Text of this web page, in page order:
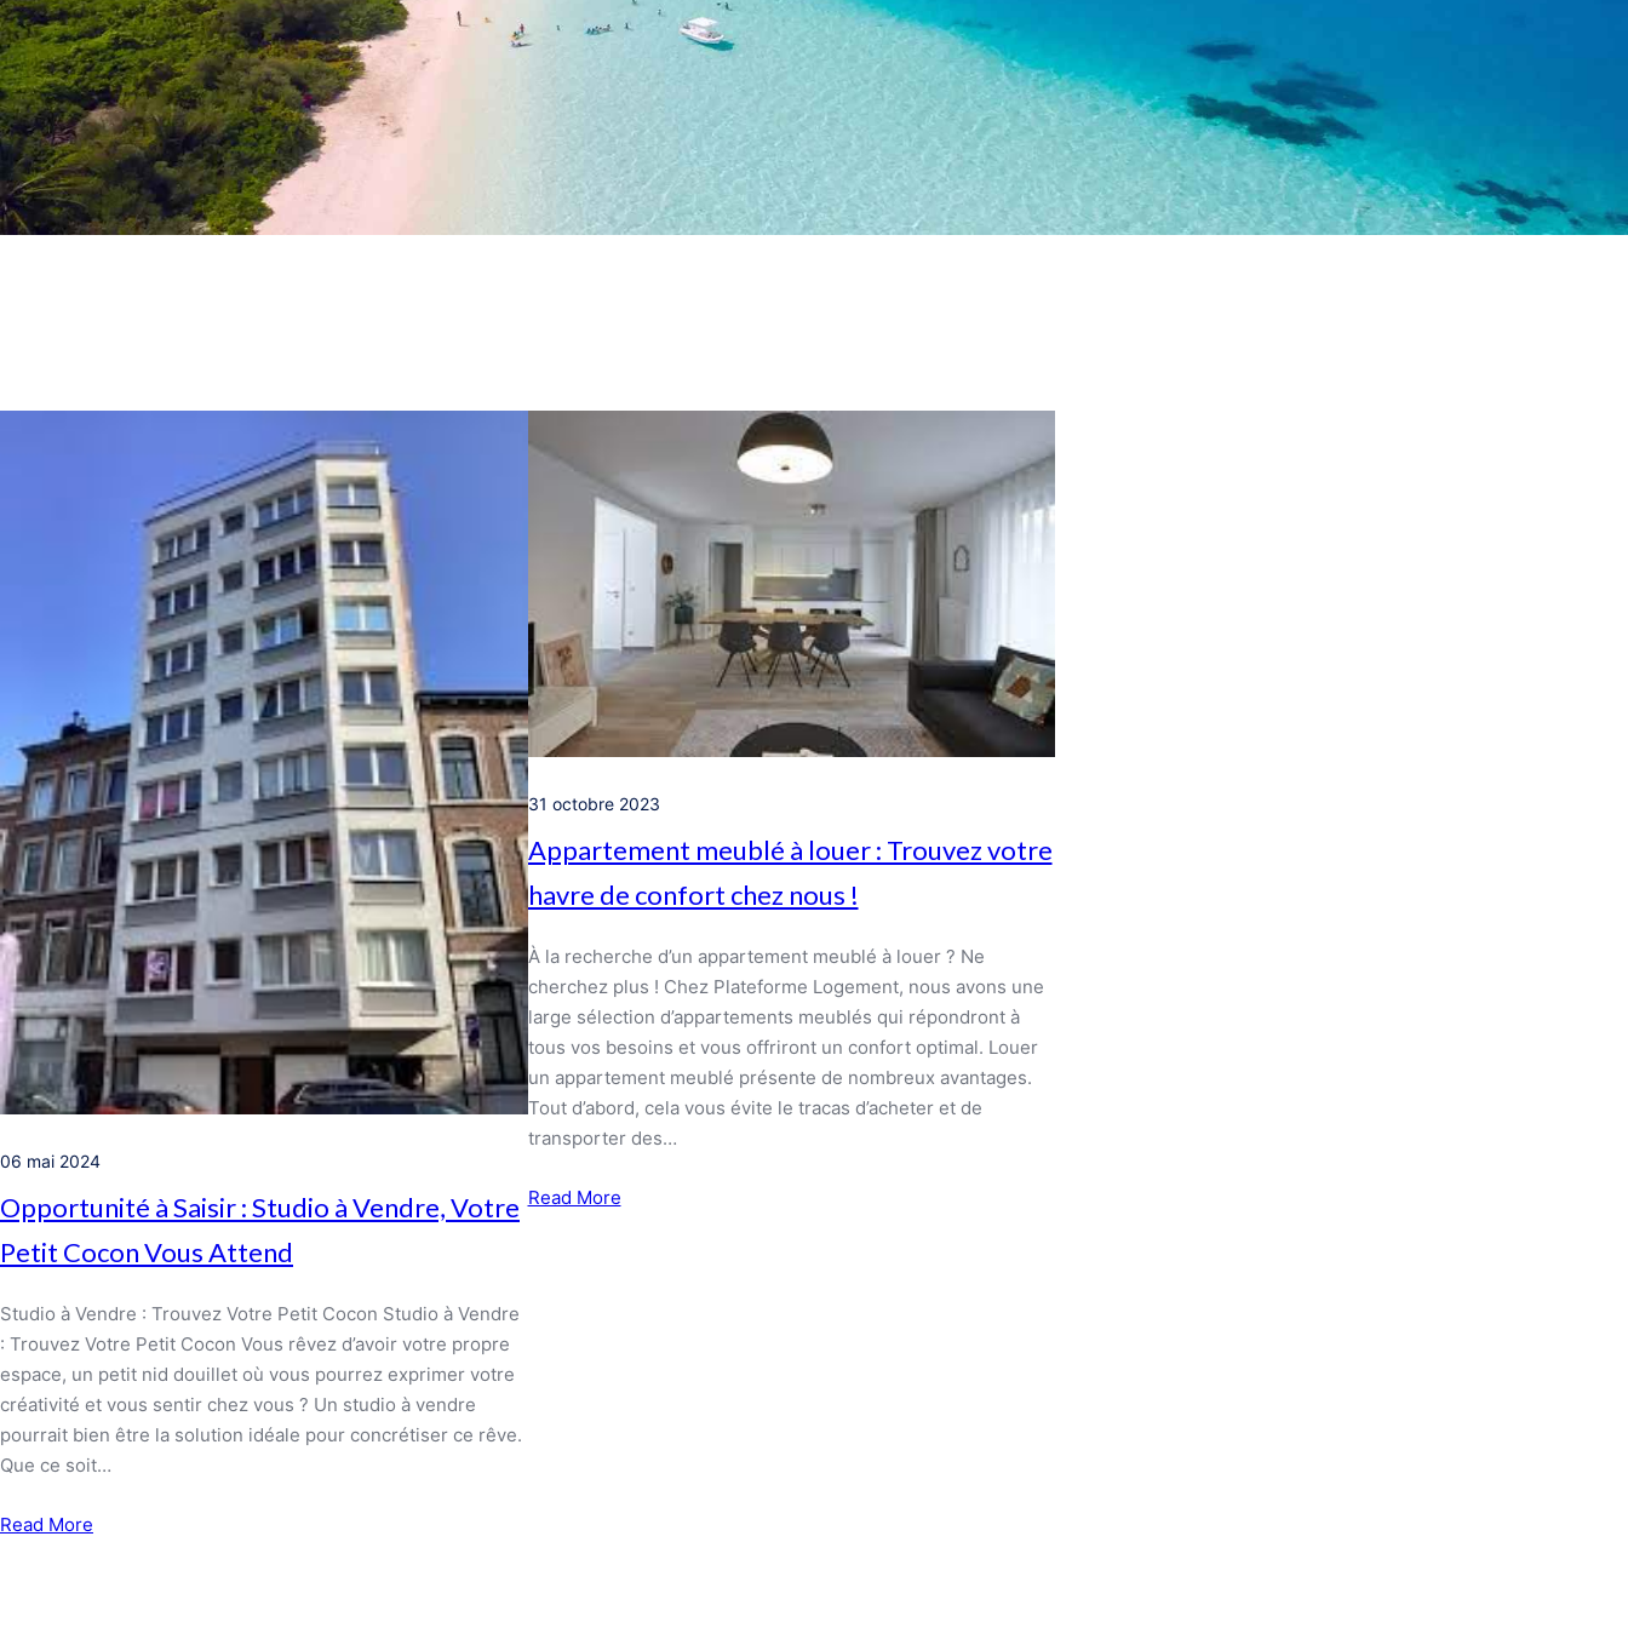
06 mai 2024
Opportunité à Saisir : Studio à Vendre, Votre
Petit Cocon Vous Attend
Studio à Vendre : Trouvez Votre Petit Cocon Studio à Vendre
: Trouvez Votre Petit Cocon Vous rêvez d’avoir votre propre
espace, un petit nid douillet où vous pourrez exprimer votre
créativité et vous sentir chez vous ? Un studio à vendre
pourrait bien être la solution idéale pour concrétiser ce rêve.
Que ce soit…
Read More
31 octobre 2023
Appartement meublé à louer : Trouvez votre
havre de confort chez nous !
À la recherche d’un appartement meublé à louer ? Ne
cherchez plus ! Chez Plateforme Logement, nous avons une
large sélection d’appartements meublés qui répondront à
tous vos besoins et vous offriront un confort optimal. Louer
un appartement meublé présente de nombreux avantages.
Tout d’abord, cela vous évite le tracas d’acheter et de
transporter des…
Read More